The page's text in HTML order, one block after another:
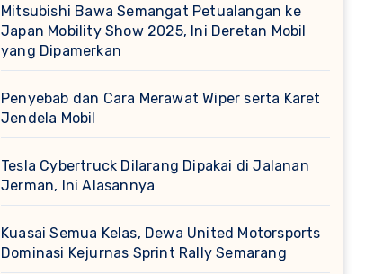
Mitsubishi Bawa Semangat Petualangan ke
Japan Mobility Show 2025, Ini Deretan Mobil
yang Dipamerkan
Penyebab dan Cara Merawat Wiper serta Karet
Jendela Mobil
Tesla Cybertruck Dilarang Dipakai di Jalanan
Jerman, Ini Alasannya
Kuasai Semua Kelas, Dewa United Motorsports
Dominasi Kejurnas Sprint Rally Semarang